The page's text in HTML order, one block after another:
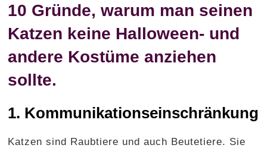
10 Gründe, warum man seinen
Katzen keine Halloween- und
andere Kostüme anziehen
sollte.
1. Kommunikationseinschränkung
Katzen sind Raubtiere und auch Beutetiere. Sie